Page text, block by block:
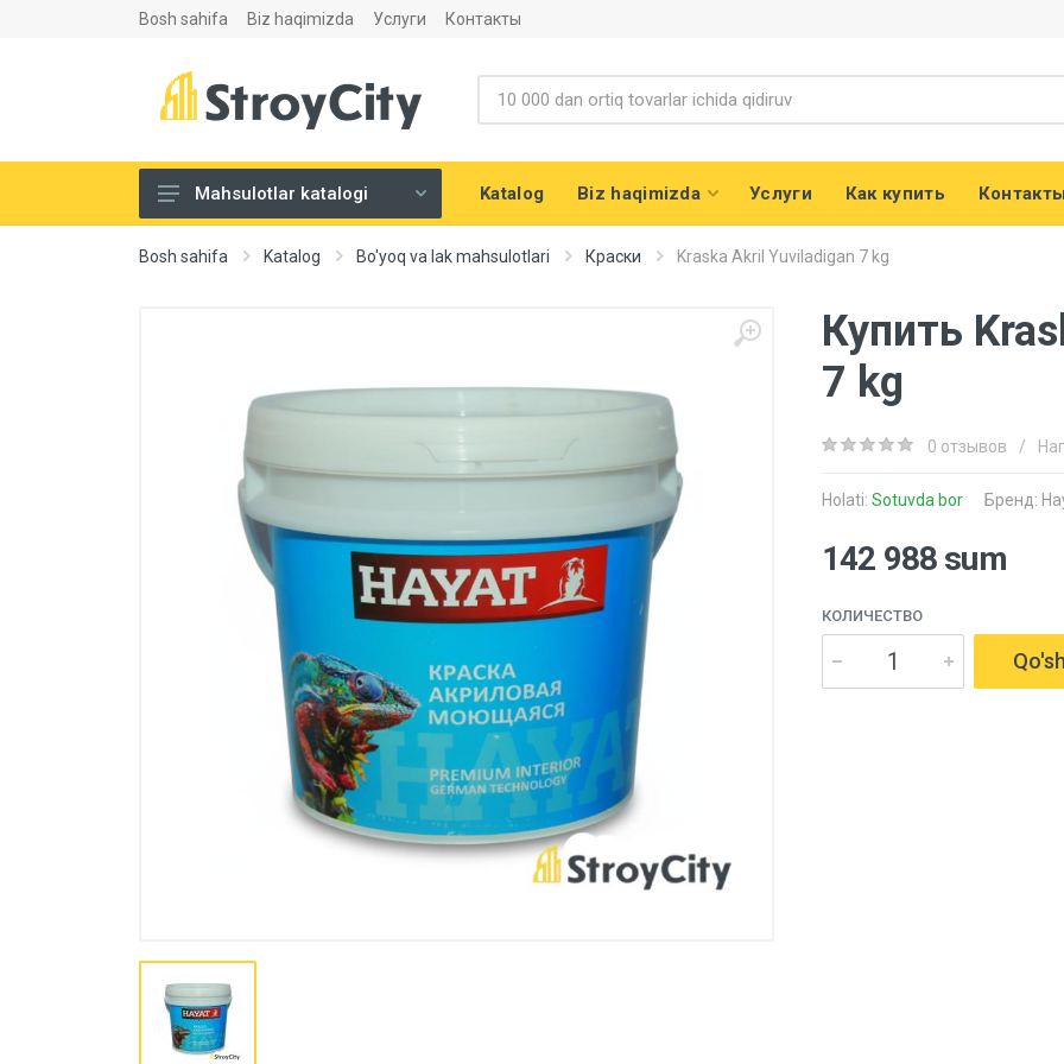
Bosh sahifa Biz haqimizda Услуги Контакты
Listovoy materiallar va
aksesuarlari
Напольные покрытия
Bo'yoq va lak mahsulotlari
Pena, Kley, Germetiki
Mahsulotlar katalogi Katalog Biz haqimizda Услуги Как купить
Bosh sahifa Katalog Bo'yoq va lak mahsulotlari Краски Kraska Akril Yuviladigan 7 kg
Купить
7 kg
0 отзывов /
Holati: Sotuvda bor Бренд:
142 988 sum
КОЛИЧЕСТВО